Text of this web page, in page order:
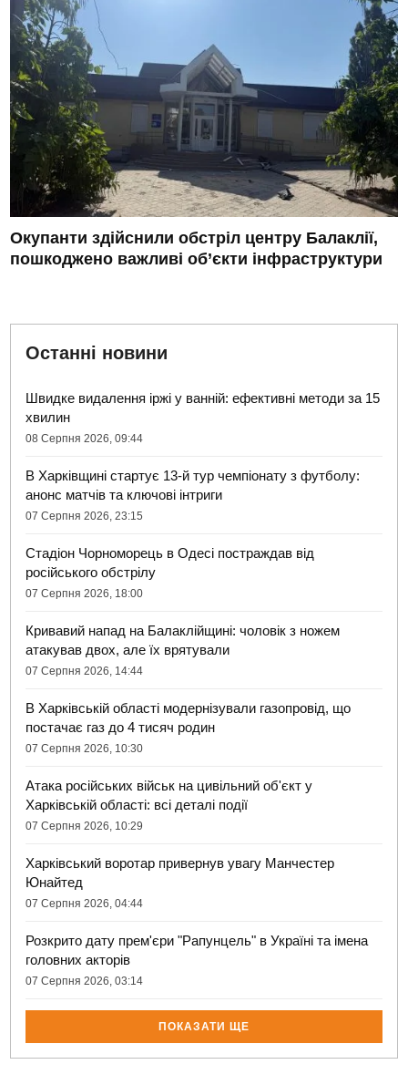
Окупанти здійснили обстріл центру Балаклії,
пошкоджено важливі об’єкти інфраструктури
Останні новини
Швидке видалення іржі у ванній: ефективні методи за 15
хвилин
08 Серпня 2026, 09:44
В Харківщині стартує 13-й тур чемпіонату з футболу:
анонс матчів та ключові інтриги
07 Серпня 2026, 23:15
Стадіон Чорноморець в Одесі постраждав від
російського обстрілу
07 Серпня 2026, 18:00
Кривавий напад на Балаклійщині: чоловік з ножем
атакував двох, але їх врятували
07 Серпня 2026, 14:44
В Харківській області модернізували газопровід, що
постачає газ до 4 тисяч родин
07 Серпня 2026, 10:30
Атака російських військ на цивільний об'єкт у
Харківській області: всі деталі події
07 Серпня 2026, 10:29
Харківський воротар привернув увагу Манчестер
Юнайтед
07 Серпня 2026, 04:44
Розкрито дату прем'єри "Рапунцель" в Україні та імена
головних акторів
07 Серпня 2026, 03:14
ПОКАЗАТИ ЩЕ